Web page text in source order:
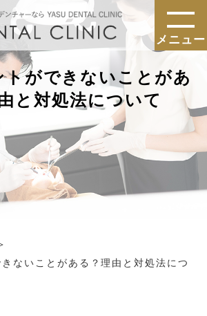
ないことがある？理由と対処法につ
トができないことがあ
と対処法について
メニュー